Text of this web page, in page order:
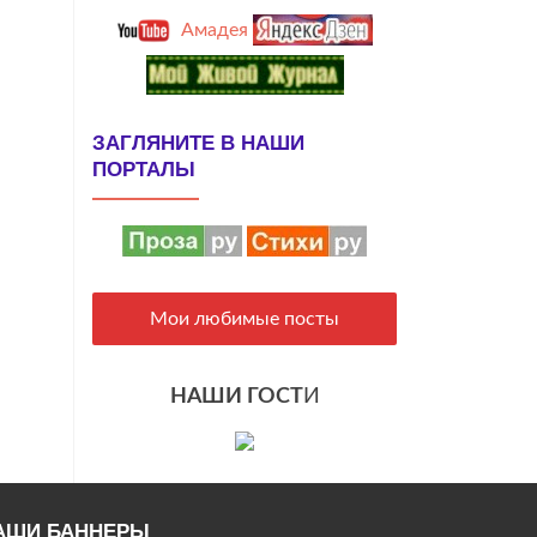
Амадея
ЗАГЛЯНИТЕ В НАШИ
ПОРТАЛЫ
Мои любимые посты
НАШИ ГОСТИ
БАННЕРЫ